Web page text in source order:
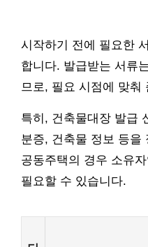
시작하기 전에 필요한
합니다. 발급받는 서류
므로, 필요 시점에 맞춰
특히, 건축물대장 발급
분증, 건축물 정보 등을
공동주택의 경우 소유
필요할 수 있습니다.